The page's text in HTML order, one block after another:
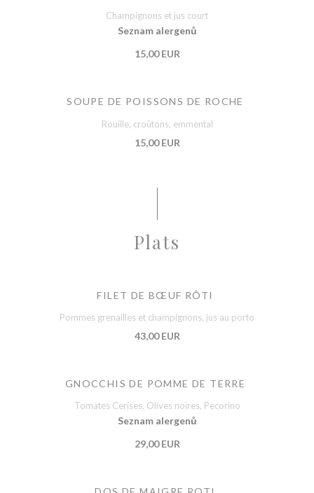
Champignons et jus court
Seznam alergenů
15,00 EUR
SOUPE DE POISSONS DE ROCHE
Rouille, croûtons, emmental
15,00 EUR
Plats
FILET DE BŒUF RÔTI
Pommes grenailles et champignons, jus au porto
43,00 EUR
GNOCCHIS DE POMME DE TERRE
Tomates Cerises, Olives noires, Pecorino
Seznam alergenů
29,00 EUR